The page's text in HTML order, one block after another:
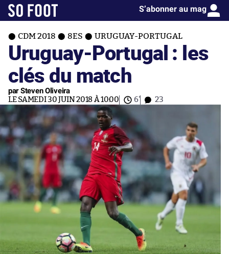
S’abonner au mag
CDM 2018 8ES URUGUAY-PORTUGAL
Uruguay-Portugal : les
clés du match
par Steven Oliveira
LE SAMEDI 30 JUIN 2018 À 10:00 6' 23